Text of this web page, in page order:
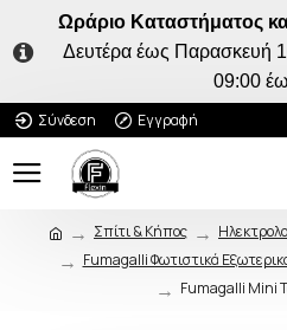
Ωράριο Καταστήματος
Δευτέρα έως Παρασκευή
09:00
Σύνδεση
Εγγραφή
Σπίτι & Κήπος
Fumagalli Φωτιστικά
Fumagalli Mini